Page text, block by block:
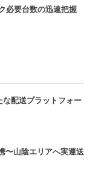
必要台数の迅速把握
配送プラットフォー
〜山陰エリアへ実運送